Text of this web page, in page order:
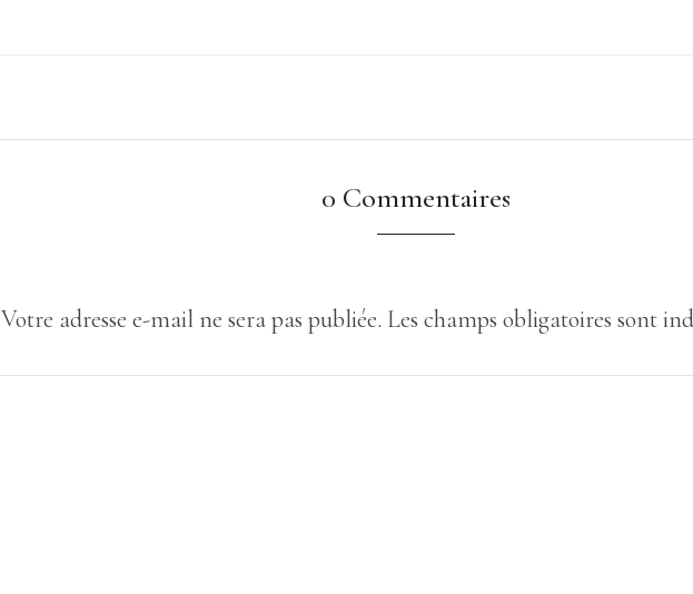
0 Commentaires
Votre adresse e-mail ne sera pas publiée. Les champs obligatoires sont